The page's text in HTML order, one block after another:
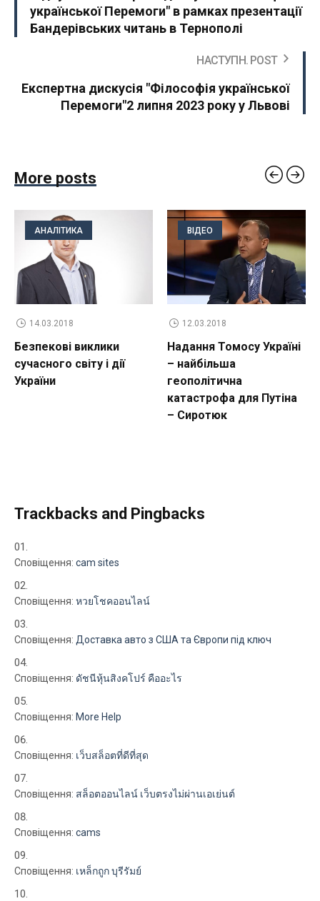
української Перемоги" в рамках презентації
Бандерівських читань в Тернополі
НАСТУПН. POST
Експертна дискусія "Філософія української
Перемоги"2 липня 2023 року у Львові
More posts
АНАЛІТИКА
14.03.2018
Безпекові виклики
сучасного світу і дії
України
ВІДЕО
12.03.2018
Надання Томосу Україні
– найбільша
геополітична
катастрофа для Путіна
– Сиротюк
Trackbacks and Pingbacks
Сповіщення: cam sites
Сповіщення: หวยโชคออนไลน์
Сповіщення: Доставка авто з США та Європи під ключ
Сповіщення: ดัชนีหุ้นสิงคโปร์ คืออะไร
Сповіщення: More Help
Сповіщення: เว็บสล็อตที่ดีที่สุด
Сповіщення: สล็อตออนไลน์ เว็บตรงไม่ผ่านเอเย่นต์
Сповіщення: cams
Сповіщення: เหล็กถูก บุรีรัมย์